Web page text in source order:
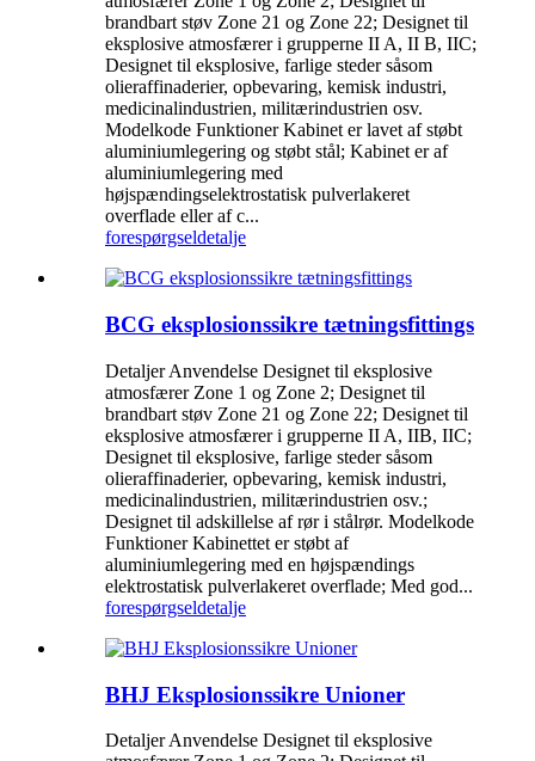
brandbart støv Zone 21 og Zone 22; Designet til
eksplosive atmosfærer i grupperne II A, II B, IIC;
Designet til eksplosive, farlige steder såsom
olieraffinaderier, opbevaring, kemisk industri,
medicinalindustrien, militærindustrien osv.
Modelkode Funktioner Kabinet er lavet af støbt
aluminiumlegering og støbt stål; Kabinet er af
aluminiumlegering med
højspændingselektrostatisk pulverlakeret
overflade eller af c...
forespørgseldetalje
BCG eksplosionssikre tætningsfittings
Detaljer Anvendelse Designet til eksplosive
atmosfærer Zone 1 og Zone 2; Designet til
brandbart støv Zone 21 og Zone 22; Designet til
eksplosive atmosfærer i grupperne II A, IIB, IIC;
Designet til eksplosive, farlige steder såsom
olieraffinaderier, opbevaring, kemisk industri,
medicinalindustrien, militærindustrien osv.;
Designet til adskillelse af rør i stålrør. Modelkode
Funktioner Kabinettet er støbt af
aluminiumlegering med en højspændings
elektrostatisk pulverlakeret overflade; Med god...
forespørgseldetalje
BHJ Eksplosionssikre Unioner
Detaljer Anvendelse Designet til eksplosive